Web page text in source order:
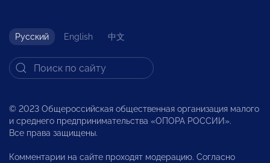
Русский English 中文
© 2023 Общероссийская общественная организация малого
и среднего предпринимательства «ОПОРА РОССИИ».
Все права защищены.
Комментарии на сайте проходят модерацию. Согласно